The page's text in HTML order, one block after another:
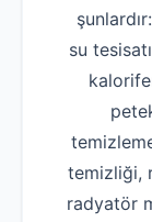
su
temizliği,
radyatör